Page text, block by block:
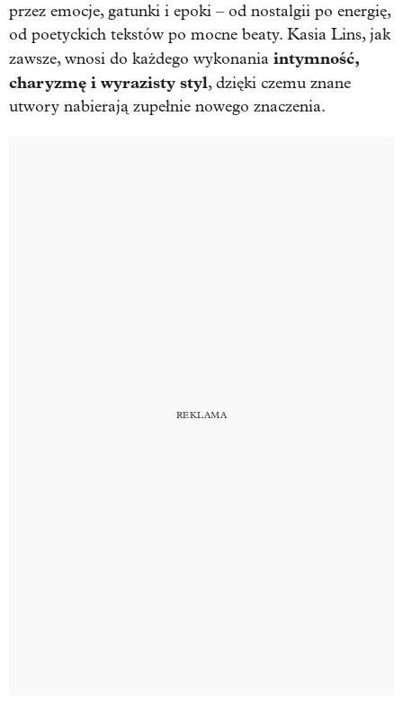
przez emocje, gatunki i epoki – od nostalgii po energię,
od poetyckich tekstów po mocne beaty. Kasia Lins, jak
zawsze, wnosi do każdego wykonania intymność,
charyzmę i wyrazisty styl, dzięki czemu znane
utwory nabierają zupełnie nowego znaczenia.